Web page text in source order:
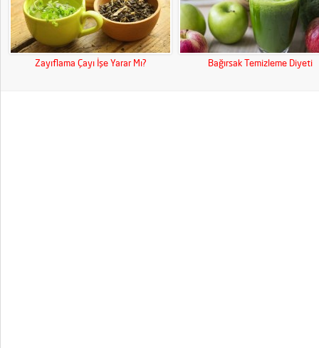
Zayıflama Çayı İşe Yarar Mı? Bağırsak Temizleme Diyeti